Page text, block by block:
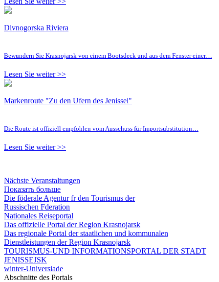
Divnogorska Riviera
Bewundern Sie Krasnojarsk von einem Bootsdeck und aus dem Fenster einer…
Lesen Sie weiter >>
Markenroute "Zu den Ufern des Jenissei"
Die Route ist offiziell empfohlen vom Ausschuss für Importsubstitution…
Lesen Sie weiter >>
Nächste Veranstaltungen
Показать больше
Die föderale Agentur fr den Tourismus der
Russischen Fderation
Nationales Reiseportal
Das offizielle Portal der Region Krasnojarsk
Das regionale Portal der staatlichen und kommunalen
Dienstleistungen der Region Krasnojarsk
TOURISMUS-UND INFORMATIONSPORTAL DER STADT
JENISSEJSK
winter-Universiade
Abschnitte des Portals